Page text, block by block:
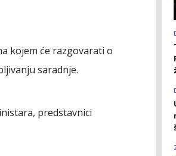
kojem će razgovarati o
saradnje.
predstavnici